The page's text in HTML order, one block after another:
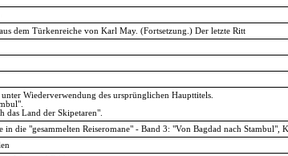
dem Türkenreiche von Karl May. (Fortsetzung.) Der letzte Ritt
Wiederverwendung des ursprünglichen Haupttitels.
das Land der Skipetaren".
in die "gesammelten Reiseromane" - Band 3: "Von Bagdad nach